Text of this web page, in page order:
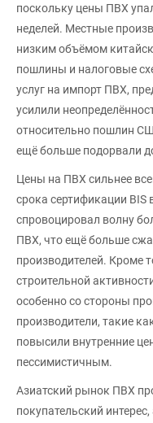
поскольку цены ПВХ
неделей. Местные
низким объёмом
пошлины и налоговые
услуг на импорт ПВХ,
усилили
относительно пошлин
ещё больше подорвали
Цены на ПВХ сильнее
срока сертификации BIS
спровоцировал волну
ПВХ, что ещё больше
производителей. Кроме
строительной
особенно со стороны
производители, такие
повысили внутренние
пессимистичным.
Азиатский рынок ПВХ
покупательский